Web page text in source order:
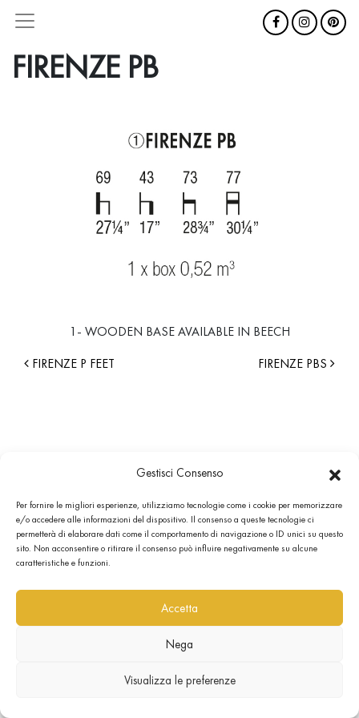
Gestisci Consenso
Per fornire le migliori esperienze, utilizziamo tecnologie come i cookie per memorizzare
e/o accedere alle informazioni del dispositivo. Il consenso a queste tecnologie ci
permetterà di elaborare dati come il comportamento di navigazione o ID unici su questo
sito. Non acconsentire o ritirare il consenso può influire negativamente su alcune
caratteristiche e funzioni.
Accetta
Nega
Visualizza le preferenze
FIRENZE PB
1- WOODEN BASE AVAILABLE IN BEECH
FIRENZE P FEET
FIRENZE PBS